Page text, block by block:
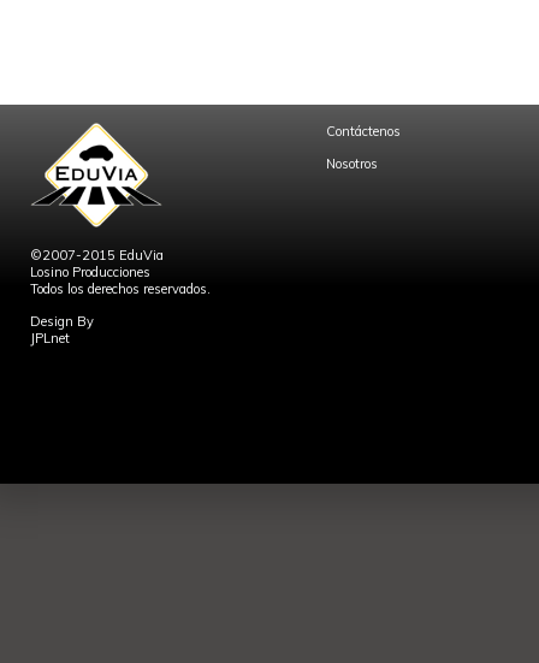
©2007-2015 EduVia
Losino Producciones
Todos los derechos reservados.
Design By
JPLnet
Contáctenos
Nosotros